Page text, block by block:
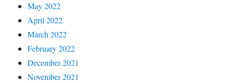
May 2022
April 2022
March 2022
February 2022
December 2021
November 2021